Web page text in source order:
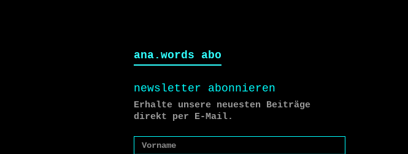
ana.words abo
newsletter abonnieren
Erhalte unsere neuesten Beiträge
direkt per E-Mail.